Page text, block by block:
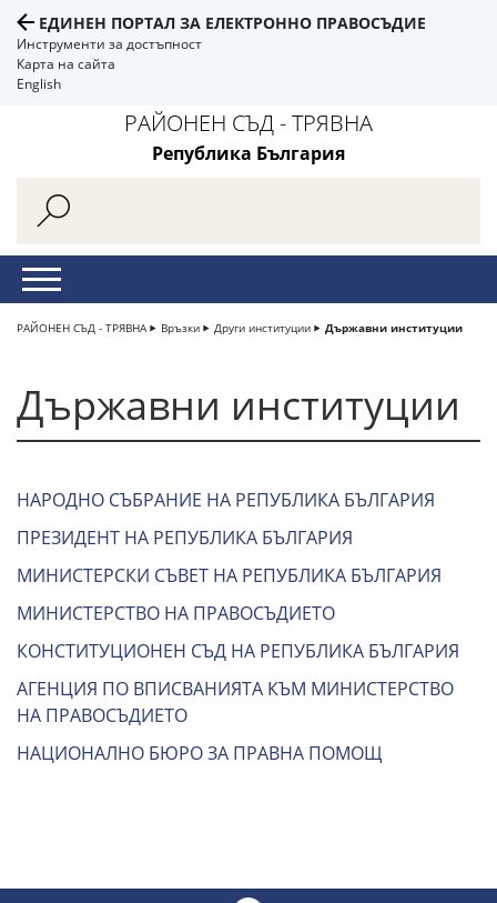
ЕДИНЕН ПОРТАЛ ЗА ЕЛЕКТРОННО ПРАВОСЪДИЕ
Инструменти за достъпност
Карта на сайта
English
РАЙОНЕН СЪД - ТРЯВНА
Република България
РАЙОНЕН СЪД - ТРЯВНА Връзки Други институции Държавни институции
Държавни институции
НАРОДНО СЪБРАНИЕ НА РЕПУБЛИКА БЪЛГАРИЯ
ПРЕЗИДЕНТ НА РЕПУБЛИКА БЪЛГАРИЯ
МИНИСТЕРСКИ СЪВЕТ НА РЕПУБЛИКА БЪЛГАРИЯ
МИНИСТЕРСТВО НА ПРАВОСЪДИЕТО
КОНСТИТУЦИОНЕН СЪД НА РЕПУБЛИКА БЪЛГАРИЯ
АГЕНЦИЯ ПО ВПИСВАНИЯТА КЪМ МИНИСТЕРСТВО
НА ПРАВОСЪДИЕТО
НАЦИОНАЛНО БЮРО ЗА ПРАВНА ПОМОЩ